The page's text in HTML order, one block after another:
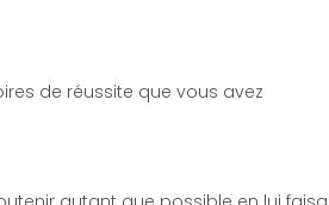
de réussite que vous avez